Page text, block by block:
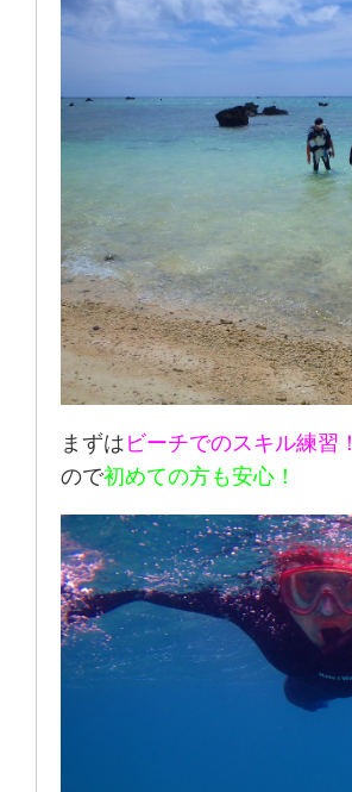
まずは ビーチでのスキル練習！
ので初めての方も安心！